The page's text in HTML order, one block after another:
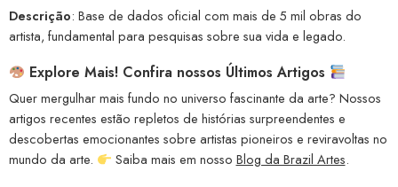
Descrição: Base de dados oficial com mais de 5 mil obras do
artista, fundamental para pesquisas sobre sua vida e legado.
Explore Mais! Confira nossos Últimos Artigos
Quer mergulhar mais fundo no universo fascinante da arte? Nossos
artigos recentes estão repletos de histórias surpreendentes e
descobertas emocionantes sobre artistas pioneiros e reviravoltas no
mundo da arte.
Saiba mais em nosso Blog da Brazil Artes.